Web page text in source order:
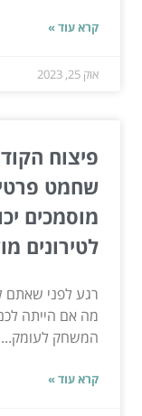
קרא עוד »
אוק 25, 2023
פיצוח
שחמט
מוסמכים
לטירונים
רגע לפני
מה אם הייתה
המשחק לעומק...
קרא עוד »